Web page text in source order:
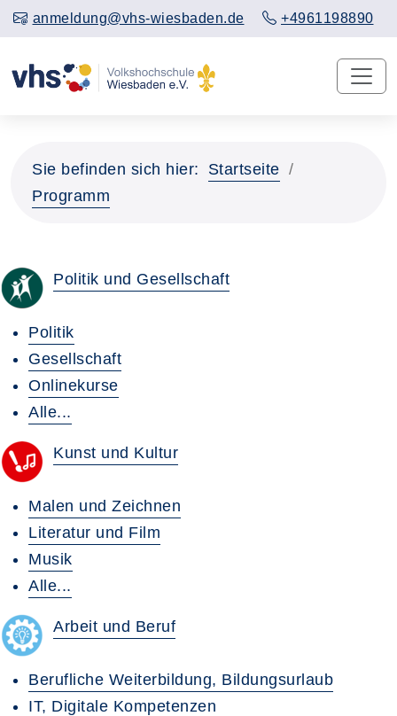
anmeldung@vhs-wiesbaden.de +4961198890
Sie befinden sich hier:
Startseite
Programm
Politik und Gesellschaft
Politik
Gesellschaft
Onlinekurse
Alle...
Kunst und Kultur
Malen und Zeichnen
Literatur und Film
Musik
Alle...
Arbeit und Beruf
Berufliche Weiterbildung, Bildungsurlaub
IT, Digitale Kompetenzen